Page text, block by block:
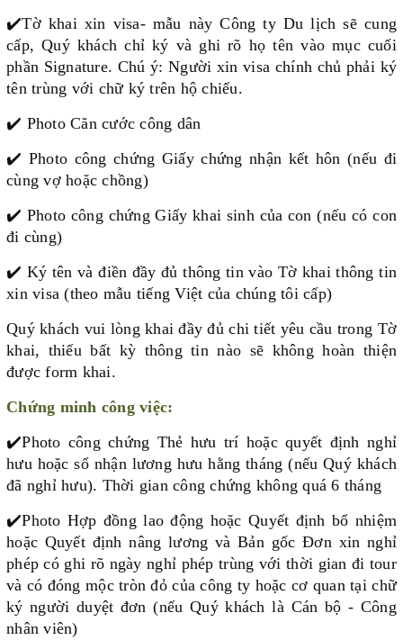
✔️Tờ khai xin visa- mẫu này Công ty Du lịch sẽ cung
cấp, Quý khách chỉ ký và ghi rõ họ tên vào mục cuối
phần Signature. Chú ý: Người xin visa chính chủ phải ký
tên trùng với chữ ký trên hộ chiếu.
✔️ Photo Căn cước công dân
✔️ Photo công chứng Giấy chứng nhận kết hôn (nếu đi
cùng vợ hoặc chồng)
✔️ Photo công chứng Giấy khai sinh của con (nếu có con
đi cùng)
✔️ Ký tên và điền đầy đủ thông tin vào Tờ khai thông tin
xin visa (theo mẫu tiếng Việt của chúng tôi cấp)
Quý khách vui lòng khai đầy đủ chi tiết yêu cầu trong Tờ
khai, thiếu bất kỳ thông tin nào sẽ không hoàn thiện
được form khai.
Chứng minh công việc:
✔️Photo công chứng Thẻ hưu trí hoặc quyết định nghỉ
hưu hoặc sổ nhận lương hưu hằng tháng (nếu Quý khách
đã nghỉ hưu). Thời gian công chứng không quá 6 tháng
✔️Photo Hợp đồng lao động hoặc Quyết định bổ nhiệm
hoặc Quyết định nâng lương và Bản gốc Đơn xin nghỉ
phép có ghi rõ ngày nghỉ phép trùng với thời gian đi tour
và có đóng mộc tròn đỏ của công ty hoặc cơ quan tại chữ
ký người duyệt đơn (nếu Quý khách là Cán bộ - Công
nhân viên)